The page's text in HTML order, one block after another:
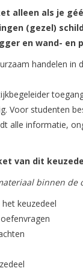
alleen als je
(gezel)
en wand- en
handelen in
Voor studenten
alle informatie,
van dit
binnen
keuzedeel